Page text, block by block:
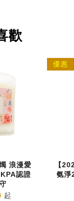
歡
浪漫愛
認證
起
優惠
【
氨淨